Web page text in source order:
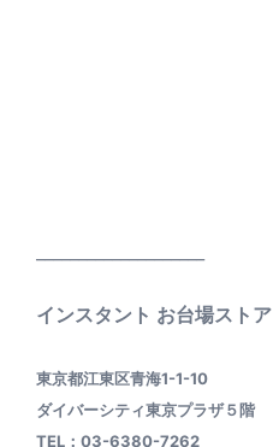
インスタント お台場ストア
東京都江東区青海1-1-10
ダイバーシティ東京プラザ５階
TEL：03-6380-7262